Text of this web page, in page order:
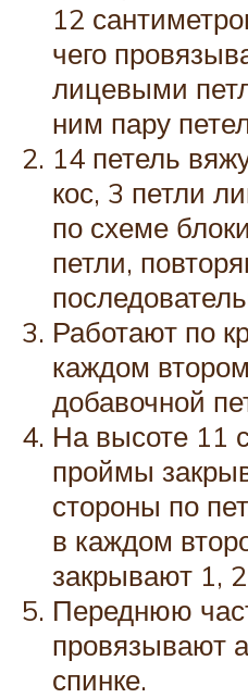
12
чего
лицевыми
ним пару
14 петель
кос, 3 петли
по схеме
петли,
Работают по
каждом
добавочной
На высоте 11
проймы
стороны по
в каждом
закрывают 1,
Переднюю
провязывают
спинке.